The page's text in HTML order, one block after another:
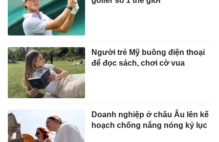
Người trẻ Mỹ buông điện thoại
để đọc sách, chơi cờ vua
Doanh nghiệp ở châu Âu lên kế
hoạch chống nắng nóng kỷ lục